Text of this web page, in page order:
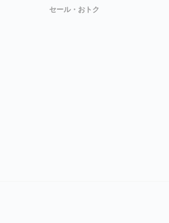
セール・おトク